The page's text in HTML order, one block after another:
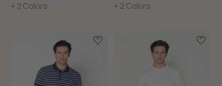
+ 2 Colors
+ 2 Colors